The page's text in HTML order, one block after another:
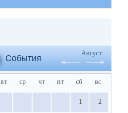
События
Август
вт ср чт пт сб вс
1 2